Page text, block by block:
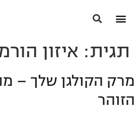
תגית: איזון
מרק הקולגן שלך –
הזוהר